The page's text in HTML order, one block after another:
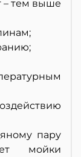
– тем выше
пару
мойки